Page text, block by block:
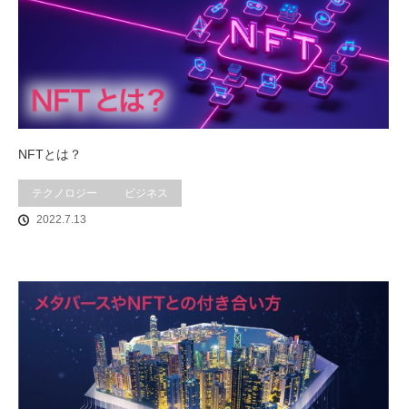
NFTとは？
テクノロジー ビジネス
2022.7.13